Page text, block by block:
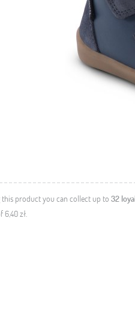
this product you can collect up to 32
6,40 zł.